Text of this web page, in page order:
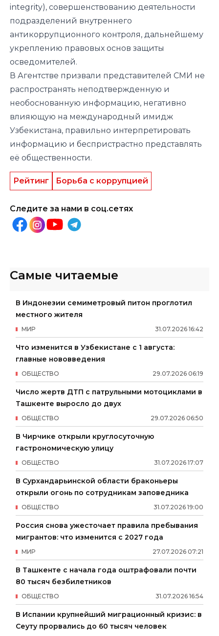
integrity), совершенствованию деятельности
подразделений внутреннего
антикоррупционного контроля, дальнейшему
укреплению правовых основ защиты
осведомителей.
В Агентстве призвали представителей СМИ не
распространять неподтвержденную и
необоснованную информацию, негативно
влияющую на международный имидж
Узбекистана, правильно интерпретировать
информацию и беспристрастно представлять
её общественности.
Рейтинг Борьба с коррупцией
Следите за нами в соц.сетях
Самые читаемые
В Индонезии семиметровый питон проглотил
местного жителя
31.07.2026 16:42
МИР
Что изменится в Узбекистане с 1 августа:
главные нововведения
29.07.2026 06:19
ОБЩЕСТВО
Число жертв ДТП с патрульными мотоциклами в
Ташкенте выросло до двух
29.07.2026 06:50
ОБЩЕСТВО
В Чирчике открыли круглосуточную
гастрономическую улицу
31.07.2026 17:07
ОБЩЕСТВО
В Сурхандарьинской области браконьеры
открыли огонь по сотрудникам заповедника
31.07.2026 19:00
ОБЩЕСТВО
Россия снова ужесточает правила пребывания
мигрантов: что изменится с 2027 года
27.07.2026 07:21
МИР
В Ташкенте с начала года оштрафовали почти
80 тысяч безбилетников
31.07.2026 16:54
ОБЩЕСТВО
В Испании крупнейший миграционный кризис: в
Сеуту прорвались до 60 тысяч человек